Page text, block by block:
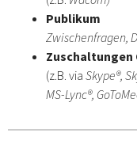
Publikum
Zwischenfragen,
Zuschaltungen
(z.B. via Skype®,
MS-Lync®,